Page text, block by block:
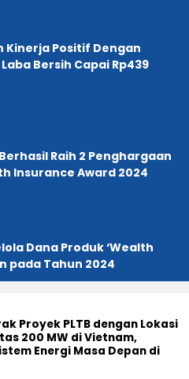
Positif Dengan
Bersih Capai Rp439
Raih 2 Penghargaan
Insurance Award 2024
Dana Produk ‘Wealth
pada Tahun 2024
Proyek PLTB dengan Lokasi
200 MW di Vietnam,
Energi Masa Depan di